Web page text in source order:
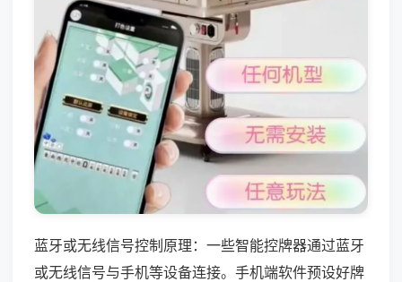
蓝牙或无线信号控制原理：一些智能控牌器通过蓝牙
或无线信号与手机等设备连接。手机端软件预设好牌